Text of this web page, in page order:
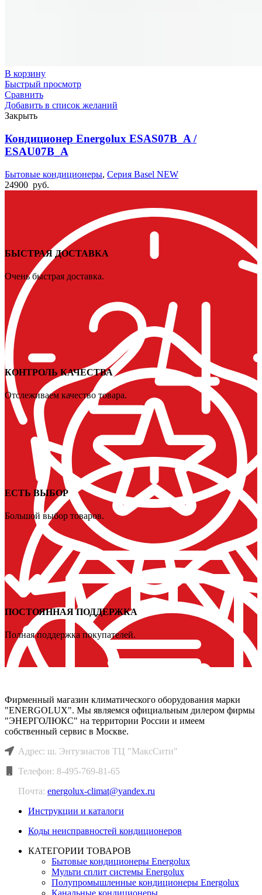
В корзину
Быстрый просмотр
Сравнить
Добавить в список желаний
Закрыть
Кондиционер Energolux ESAS07B_A /
ESAU07B_A
Бытовые кондиционеры, Серия Basel NEW
24900 руб.
БЫСТРАЯ ДОСТАВКА
Очень быстрая доставка.
КОНТРОЛЬ КАЧЕСТВА
Отслеживаем качество товара.
ЕСТЬ ВЫБОР
Большой выбор товаров.
ПОСТОЯННАЯ ПОДДЕРЖКА
Полная поддержка покупателей.
Фирменный магазин климатического оборудования марки
"ENERGOLUX". Мы являемся официальным дилером фирмы
"ЭНЕРГОЛЮКС" на территории России и имеем
собственный сервис в Москве.
Адрес: ш. Энтузиастов ТЦ "МаксСити"
Телефон: 8-495-769-81-65
Почта: energolux-climat@yandex.ru
Инструкции и каталоги
Коды неисправностей кондиционеров
КАТЕГОРИИ ТОВАРОВ
Бытовые кондиционеры Energolux
Мульти сплит системы Energolux
Полупромышленные кондиционеры Energolux